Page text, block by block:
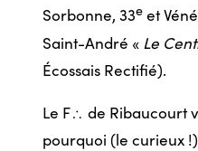
Sorbonne, 33eet
Saint-André « Le
Écossais Rectifié).
Le F/ de Ribaucourt
pourquoi (le curieux